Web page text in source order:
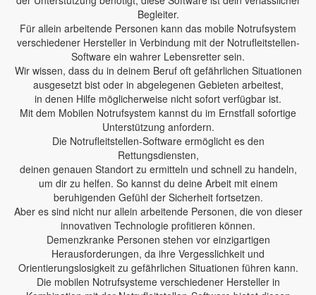
Begleiter.
Für allein arbeitende Personen kann das mobile Notrufsystem
verschiedener Hersteller in Verbindung mit der Notrufleitstellen-
Software ein wahrer Lebensretter sein.
Wir wissen, dass du in deinem Beruf oft gefährlichen Situationen
ausgesetzt bist oder in abgelegenen Gebieten arbeitest,
in denen Hilfe möglicherweise nicht sofort verfügbar ist.
Mit dem Mobilen Notrufsystem kannst du im Ernstfall sofortige
Unterstützung anfordern.
Die Notrufleitstellen-Software ermöglicht es den
Rettungsdiensten,
deinen genauen Standort zu ermitteln und schnell zu handeln,
um dir zu helfen. So kannst du deine Arbeit mit einem
beruhigenden Gefühl der Sicherheit fortsetzen.
Aber es sind nicht nur allein arbeitende Personen, die von dieser
innovativen Technologie profitieren können.
Demenzkranke Personen stehen vor einzigartigen
Herausforderungen, da ihre Vergesslichkeit und
Orientierungslosigkeit zu gefährlichen Situationen führen kann.
Die mobilen Notrufsysteme verschiedener Hersteller in